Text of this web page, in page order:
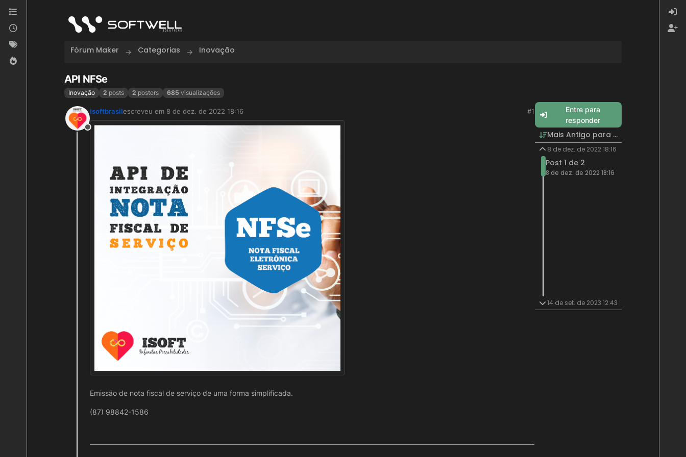
Skip to content
Fórum Maker Categorias Inovação
API NFSe
Inovação 2 posts 2 posters 685 visualizações
Offline
isoftbrasilescreveu em 8 de dez. de 2022 18:16
última edição por
#1
Emissão de nota fiscal de serviço de uma forma simplificada.
(87) 98842-1586
Entre para
responder
Mais Antigo para Mais Recente
8 de dez. de 2022 18:16
Post 1 de 2
8 de dez. de 2022 18:16
14 de set. de 2023 12:43